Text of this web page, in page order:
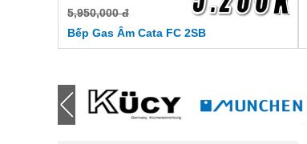
5,950,000 đ
Bếp Gas Âm Cata FC 2SB